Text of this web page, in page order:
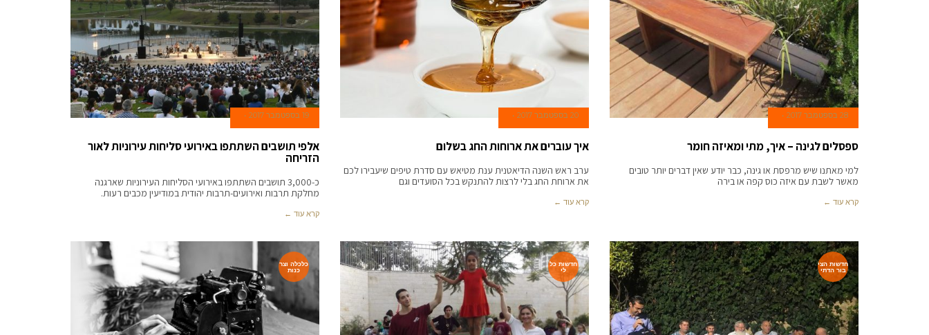
28 בספטמבר 2017
ספסלים לגינה – איך, מתי ומאיזה חומר
למי מאתנו שיש מרפסת או גינה, כבר יודע שאין דברים יותר טובים
מאשר לשבת עם איזה כוס קפה או בירה
קרא עוד ←
20 בספטמבר 2017
איך עוברים את ארוחות החג בשלום
ערב ראש השנה הדיאטנית ענת מטיאש עם סדרת טיפים שיעבירו לכם
את ארוחת החג בלי לרצות להתנקש בכל הסועדים וגם
קרא עוד ←
19 בספטמבר 2017
אלפי תושבים השתתפו באירועי סליחות עירוניות לאור
הזריחה
כ-3,000 תושבים השתתפו באירועי הסליחות העירוניות שארגנה
מחלקת תרבות ואירועים-תרבות יהודית במודיעין מכבים רעות.
קרא עוד ←
חדשות הצי
בור הדתי
חדשות כל
לי
כלכלה וצר
כנות